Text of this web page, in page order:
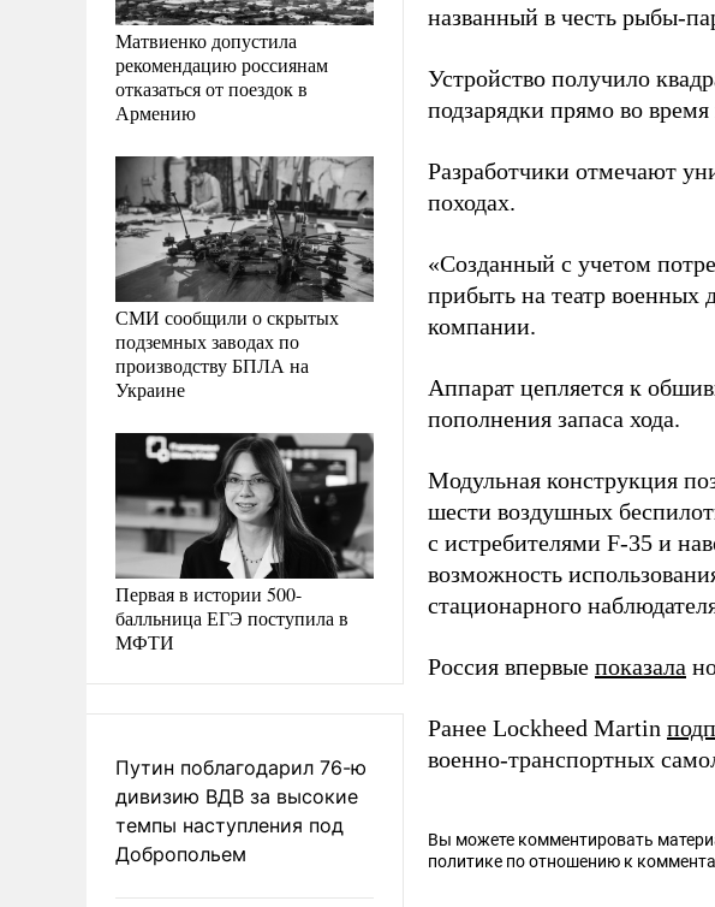
Матвиенко допустила
рекомендацию россиянам
отказаться от поездок в
Армению
СМИ сообщили о скрытых
подземных заводах по
производству БПЛА на
Украине
Первая в истории 500-
балльница ЕГЭ поступила в
МФТИ
Путин поблагодарил 76-ю
дивизию ВДВ за высокие
темпы наступления под
Добропольем
названный в честь рыбы-
Устройство получило
подзарядки прямо во
Разработчики отмечают
походах.
«Созданный с учетом
прибыть на театр военных
компании.
Аппарат цепляется к
пополнения запаса хода.
Модульная конструкция
шести воздушных
с истребителями F-35 и
возможность
стационарного
Россия впервые показала
Ранее Lockheed Martin
военно-транспортных
Вы можете комментировать
политике по отношению к